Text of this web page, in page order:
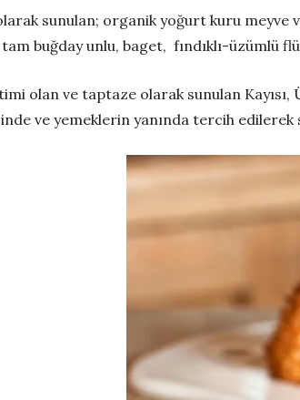
olarak sunulan; organik yoğurt kuru
buğday unlu, baget, fındıklı-üzümlü
olan ve taptaze olarak sunulan Kayısı,
ve yemeklerin yanında tercih edilerek